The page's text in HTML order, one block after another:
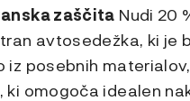
zaščita Nudi 20
avtosedežka, ki je
posebnih
omogoča idealen